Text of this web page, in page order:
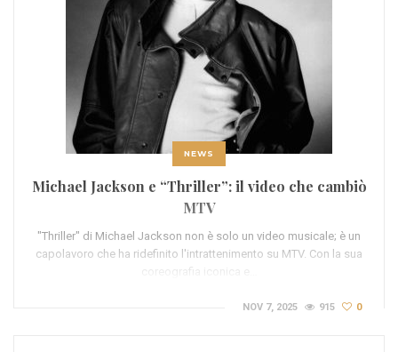
NEWS
Michael Jackson e “Thriller”: il video che cambiò
MTV
"Thriller" di Michael Jackson non è solo un video musicale; è un
capolavoro che ha ridefinito l'intrattenimento su MTV. Con la sua
coreografia iconica e…
NOV 7, 2025 915 0